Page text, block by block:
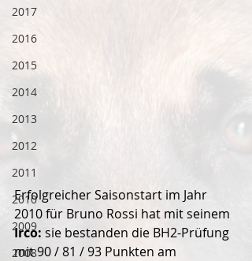
2017
2016
2015
2014
2013
2012
2011
2010
2009
2008
Erfolgreicher Saisonstart im Jahr
2010 für Bruno Rossi hat mit seinem
Irco: sie bestanden die BH2-Prüfung
mit 90 / 81 / 93 Punkten am